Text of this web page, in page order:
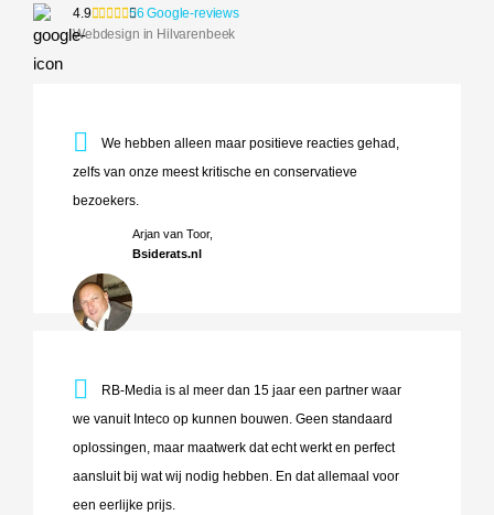
4.9
56 Google-reviews
Webdesign in Hilvarenbeek
Arjan van Toor,
Bsiderats.nl
We hebben alleen maar positieve reacties gehad,
zelfs van onze meest kritische en conservatieve
bezoekers.
We hebben alleen maar positieve reacties gehad, zelfs
RB-Media is al meer dan 15 jaar een partner waar
we vanuit Inteco op kunnen bouwen. Geen standaard
oplossingen, maar maatwerk dat echt werkt en perfect
aansluit bij wat wij nodig hebben. En dat allemaal voor
een eerlijke prijs.
RB-Media is al meer dan 15 jaar een partner waar we